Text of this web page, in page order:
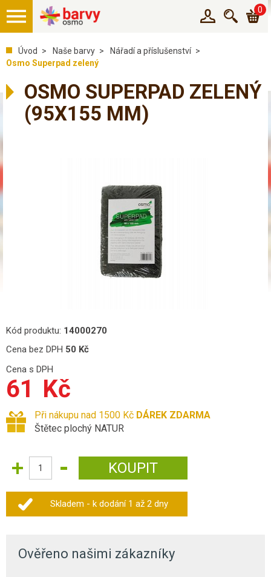
0
Úvod Naše barvy
Nářadí a příslušenství
Osmo Superpad zelený
OSMO SUPERPAD ZELENÝ
(95X155 MM)
Kód produktu: 14000270
Cena bez DPH 50 Kč
Cena s DPH
61 Kč
Při nákupu nad 1500 Kč DÁREK ZDARMA
Štětec plochý NATUR
Skladem - k dodání 1 až 2 dny
Ověřeno našimi zákazníky